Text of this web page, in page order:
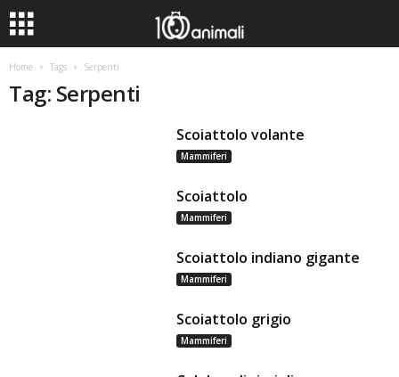
Home Tags Serpenti
Tag: Serpenti
Scoiattolo volante
Mammiferi
Scoiattolo
Mammiferi
Scoiattolo indiano gigante
Mammiferi
Scoiattolo grigio
Mammiferi